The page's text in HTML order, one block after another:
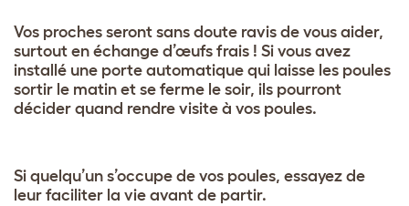
Vos proches seront sans doute ravis de vous aider,
surtout en échange d’œufs frais ! Si vous avez
installé une porte automatique qui laisse les poules
sortir le matin et se ferme le soir, ils pourront
décider quand rendre visite à vos poules.
Si quelqu’un s’occupe de vos poules, essayez de
leur faciliter la vie avant de partir.